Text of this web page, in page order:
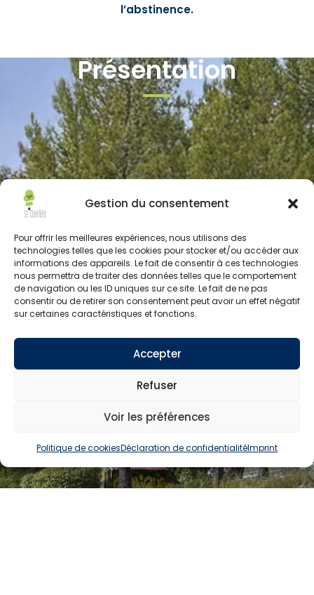
Gestion du consentement
Pour offrir les meilleures expériences, nous utilisons des
technologies telles que les cookies pour stocker et/ou accéder aux
informations des appareils. Le fait de consentir à ces technologies
nous permettra de traiter des données telles que le comportement
de navigation ou les ID uniques sur ce site. Le fait de ne pas
consentir ou de retirer son consentement peut avoir un effet négatif
sur certaines caractéristiques et fonctions.
Accepter
Refuser
Voir les préférences
Politique de cookiesDéclaration de confidentialitéImprint
l’abstinence.
Présentation